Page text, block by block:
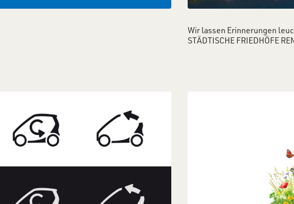
Wir lassen Erinnerungen
STÄDTISCHE FRIEDHÖFE